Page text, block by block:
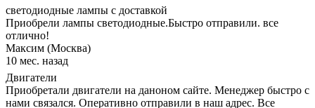
светодиодные лампы с доставкой
Приобрели лампы светодиодные.Быстро отправили. все
отлично!
Максим (Москва)
10 мес. назад
Двигатели
Приобретали двигатели на даноном сайте. Менеджер быстро с
нами связался. Оперативно отправили в наш адрес. Все